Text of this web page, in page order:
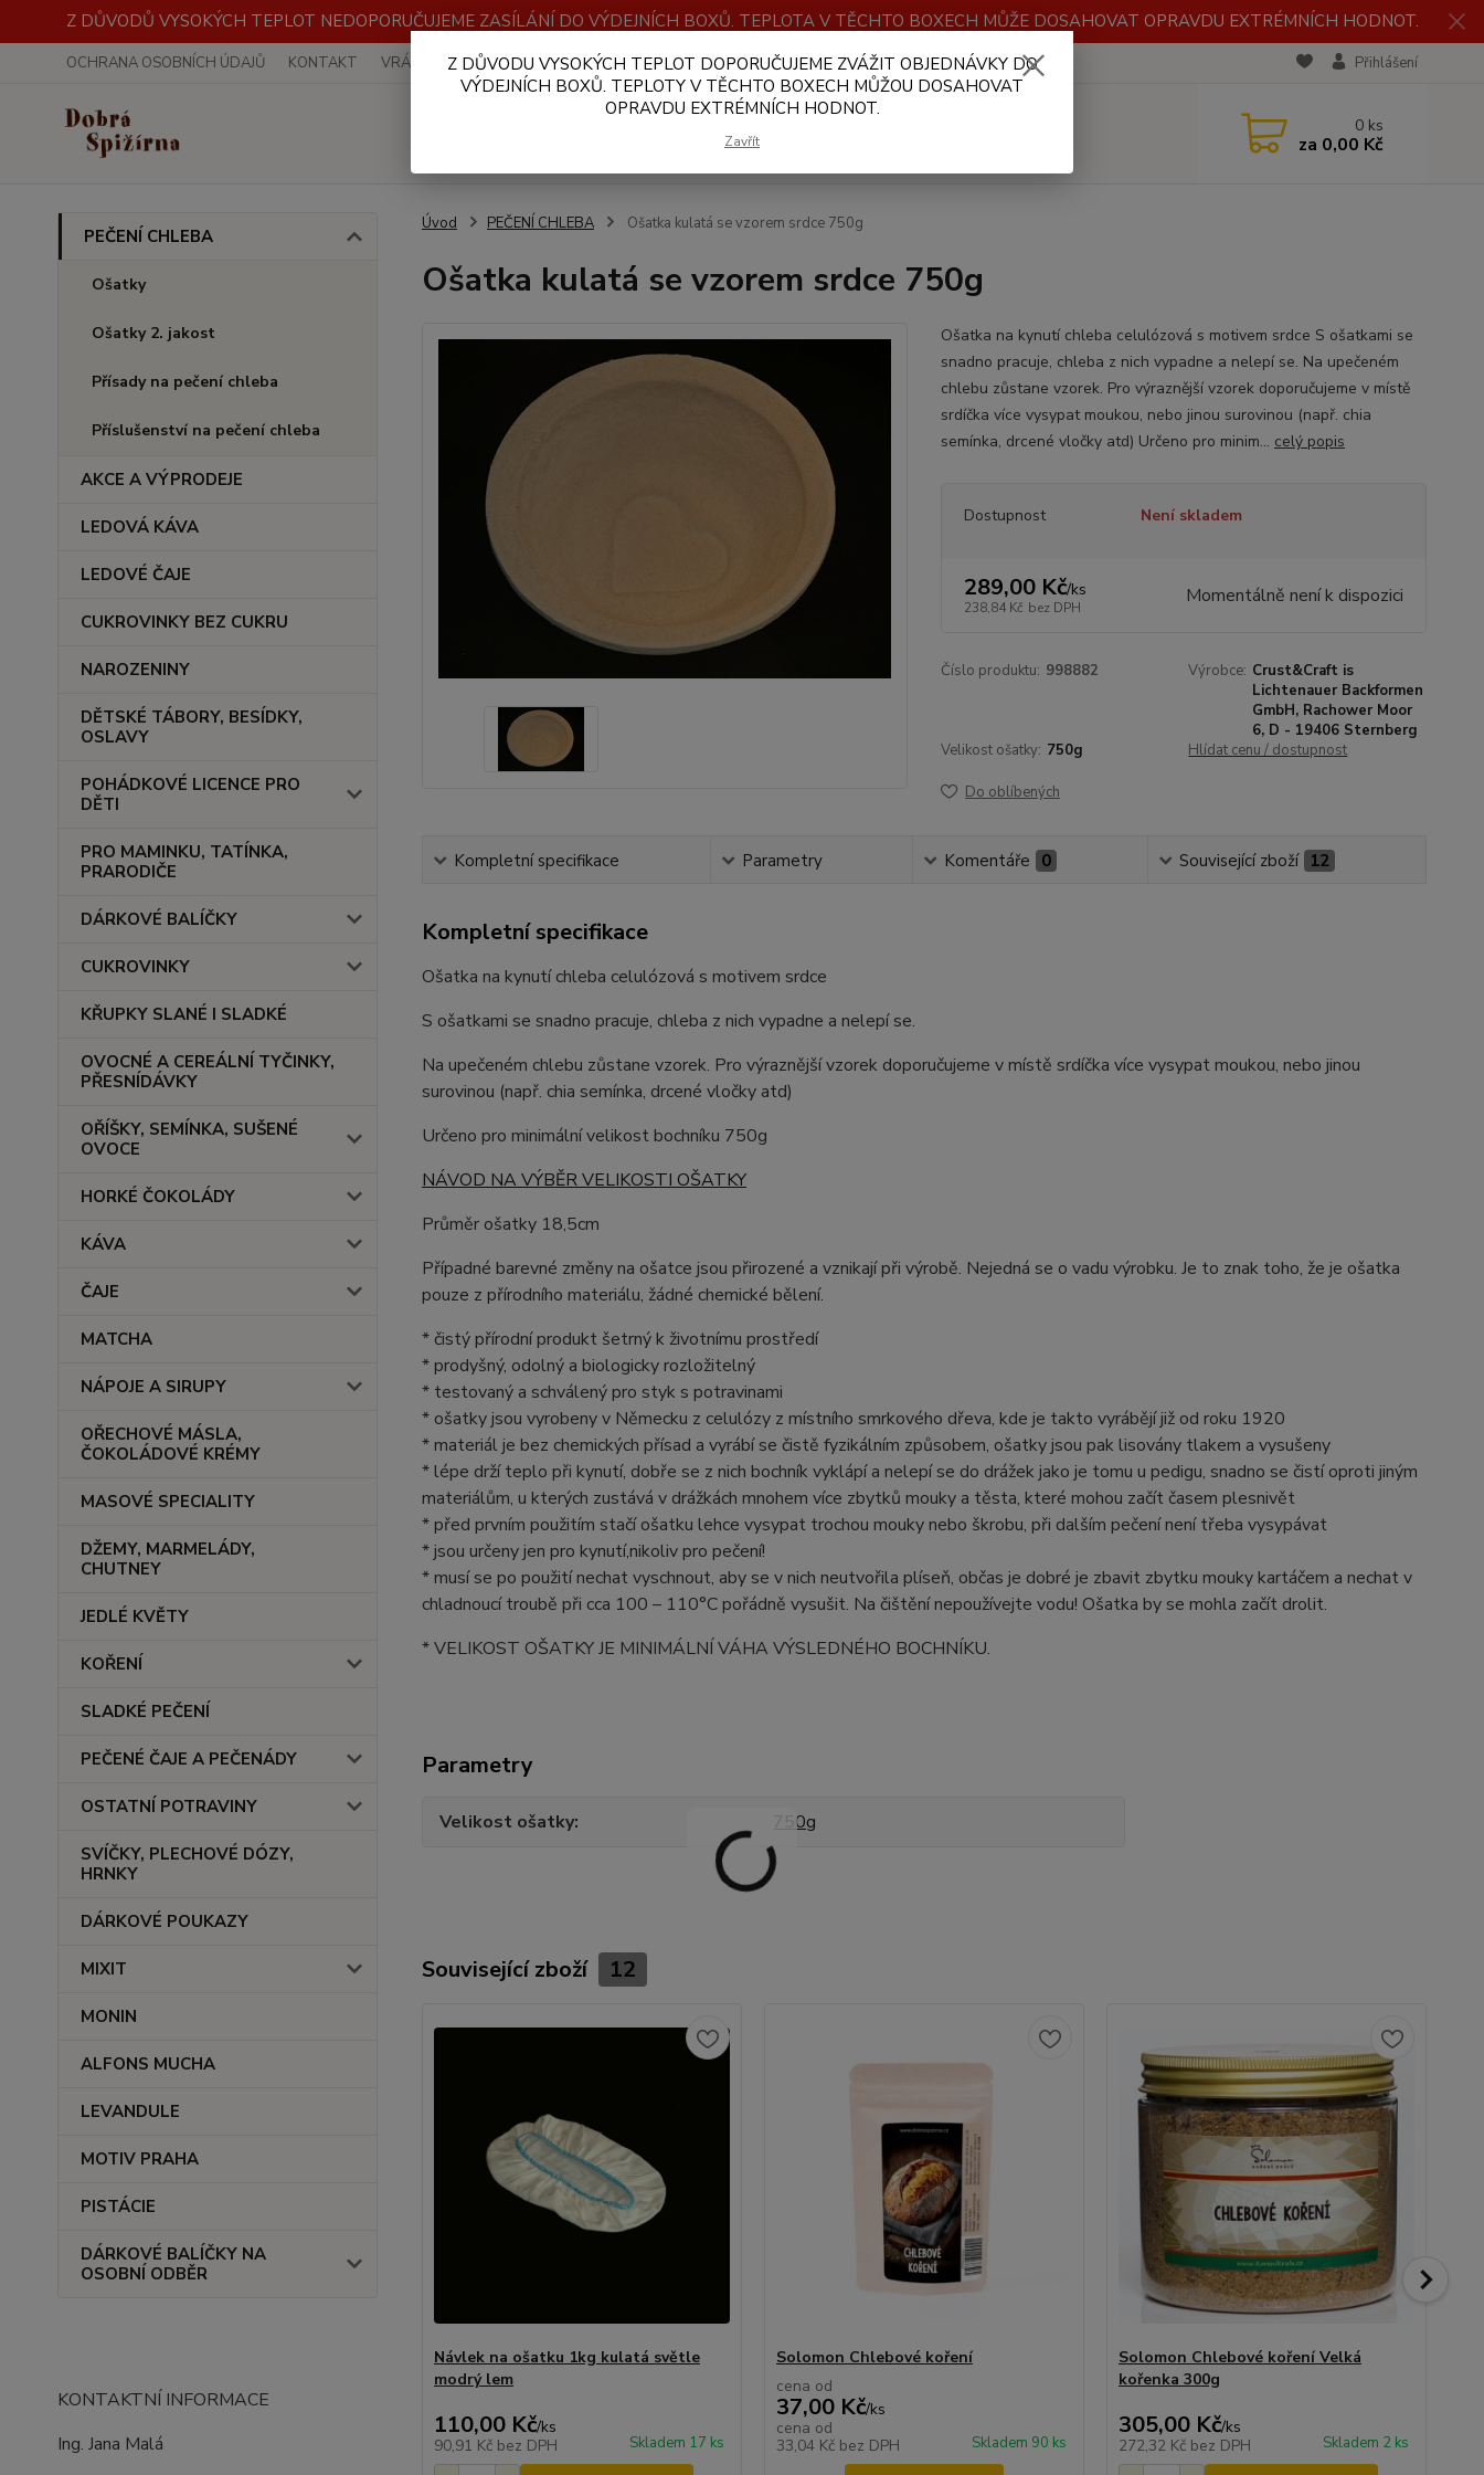
Z DŮVODŮ VYSOKÝCH TEPLOT NEDOPORUČUJEME ZASÍLÁNÍ DO VÝDEJNÍCH BOXŮ. TEPLOTA V TĚCHTO BOXECH MŮŽE DOSAHOVAT OPRAVDU EXTRÉMNÍCH HODNOT.
OCHRANA OSOBNÍCH ÚDAJŮ KONTAKT VRÁCENÍ ZBOŽÍ OBCHODNÍ PODMÍNKY PLATBA A DOPRAVA VELKOOBCHOD RECENZE Přihlášení
Hledat 0 ks
za 0,00 Kč
PEČENÍ CHLEBA
Ošatky
Ošatky 2. jakost
Přísady na pečení chleba
Příslušenství na pečení chleba
AKCE A VÝPRODEJE
LEDOVÁ KÁVA
LEDOVÉ ČAJE
CUKROVINKY BEZ CUKRU
NAROZENINY
DĚTSKÉ TÁBORY, BESÍDKY,
OSLAVY
POHÁDKOVÉ LICENCE PRO
DĚTI
PRO MAMINKU, TATÍNKA,
PRARODIČE
DÁRKOVÉ BALÍČKY
CUKROVINKY
KŘUPKY SLANÉ I SLADKÉ
OVOCNÉ A CEREÁLNÍ TYČINKY,
PŘESNÍDÁVKY
OŘÍŠKY, SEMÍNKA, SUŠENÉ
OVOCE
HORKÉ ČOKOLÁDY
KÁVA
ČAJE
MATCHA
NÁPOJE A SIRUPY
OŘECHOVÉ MÁSLA,
ČOKOLÁDOVÉ KRÉMY
MASOVÉ SPECIALITY
DŽEMY, MARMELÁDY,
CHUTNEY
JEDLÉ KVĚTY
KOŘENÍ
SLADKÉ PEČENÍ
PEČENÉ ČAJE A PEČENÁDY
OSTATNÍ POTRAVINY
SVÍČKY, PLECHOVÉ DÓZY,
HRNKY
DÁRKOVÉ POUKAZY
MIXIT
MONIN
ALFONS MUCHA
LEVANDULE
MOTIV PRAHA
PISTÁCIE
DÁRKOVÉ BALÍČKY NA
OSOBNÍ ODBĚR
KONTAKTNÍ INFORMACE
Ing. Jana Malá
Úvod PEČENÍ CHLEBA Ošatka kulatá se vzorem srdce 750g
Ošatka kulatá se vzorem srdce 750g
Ošatka na kynutí chleba celulózová s motivem srdce S ošatkami se
snadno pracuje, chleba z nich vypadne a nelepí se. Na upečeném
chlebu zůstane vzorek. Pro výraznější vzorek doporučujeme v místě
srdíčka více vysypat moukou, nebo jinou surovinou (např. chia
semínka, drcené vločky atd) Určeno pro minim... celý popis
Dostupnost Není skladem
289,00 Kč/ks
238,84 Kč bez DPH Momentálně není k dispozici
Číslo produktu: 998882 Výrobce: Crust&Craft is
Lichtenauer Backformen
GmbH, Rachower Moor
6, D - 19406 Sternberg
Velikost ošatky: 750g Hlídat cenu / dostupnost
Do oblíbených
Kompletní specifikace Parametry Komentáře 0 Související zboží 12
Kompletní specifikace
Ošatka na kynutí chleba celulózová s motivem srdce
S ošatkami se snadno pracuje, chleba z nich vypadne a nelepí se.
Na upečeném chlebu zůstane vzorek. Pro výraznější vzorek doporučujeme v místě srdíčka více vysypat moukou, nebo jinou
surovinou (např. chia semínka, drcené vločky atd)
Určeno pro minimální velikost bochníku 750g
NÁVOD NA VÝBĚR VELIKOSTI OŠATKY
Průměr ošatky 18,5cm
Případné barevné změny na ošatce jsou přirozené a vznikají při výrobě. Nejedná se o vadu výrobku. Je to znak toho, že je ošatka
pouze z přírodního materiálu, žádné chemické bělení.
* čistý přírodní produkt šetrný k životnímu prostředí
* prodyšný, odolný a biologicky rozložitelný
* testovaný a schválený pro styk s potravinami
* ošatky jsou vyrobeny v Německu z celulózy z místního smrkového dřeva, kde je takto vyrábějí již od roku 1920
* materiál je bez chemických přísad a vyrábí se čistě fyzikálním způsobem, ošatky jsou pak lisovány tlakem a vysušeny
* lépe drží teplo při kynutí, dobře se z nich bochník vyklápí a nelepí se do drážek jako je tomu u pedigu, snadno se čistí oproti jiným
materiálům, u kterých zustává v drážkách mnohem více zbytků mouky a těsta, které mohou začít časem plesnivět
* před prvním použitím stačí ošatku lehce vysypat trochou mouky nebo škrobu, při dalším pečení není třeba vysypávat
* jsou určeny jen pro kynutí,nikoliv pro pečení!
* musí se po použití nechat vyschnout, aby se v nich neutvořila plíseň, občas je dobré je zbavit zbytku mouky kartáčem a nechat v
chladnoucí troubě při cca 100 – 110°C pořádně vysušit. Na čištění nepoužívejte vodu! Ošatka by se mohla začít drolit.
* VELIKOST OŠATKY JE MINIMÁLNÍ VÁHA VÝSLEDNÉHO BOCHNÍKU.
Parametry
Velikost ošatky 750g
Související zboží 12
Návlek na ošatku 1kg kulatá světle
modrý lem
110,00 Kč/ks
90,91 Kč bez DPH Skladem 17 ks
Solomon Chlebové koření
cena od
37,00 Kč/ks
cena od
33,04 Kč bez DPH Skladem 90 ks
Solomon Chlebové koření Velká
kořenka 300g
305,00 Kč/ks
272,32 Kč bez DPH Skladem 2 ks
Z DŮVODU VYSOKÝCH TEPLOT DOPORUČUJEME ZVÁŽIT OBJEDNÁVKY DO
VÝDEJNÍCH BOXŮ. TEPLOTY V TĚCHTO BOXECH MŮŽOU DOSAHOVAT
OPRAVDU EXTRÉMNÍCH HODNOT.
Zavřít